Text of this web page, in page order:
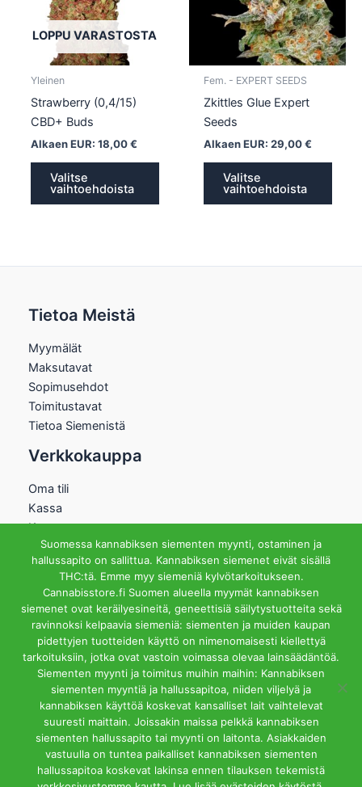
LOPPU VARASTOSTA
Yleinen
Strawberry (0,4/15)
CBD+ Buds
Alkaen EUR: 18,00€
Valitse
vaihtoehdoista
Fem. - EXPERT SEEDS
Zkittles Glue Expert
Seeds
Alkaen EUR: 29,00€
Valitse
vaihtoehdoista
Voit
tehdä
Tietoa Meistä
Myymälät
Maksutavat
Sopimusehdot
Toimitustavat
Tietoa Siemenistä
Verkkokauppa
Oma tili
Kassa
Kauppa
Ostoskori
Helsingin Myymälä
Aukioloajat
Ma-Pe 12-18 La 12-15
Riihipellonkuja 3, 00390
Helsinki
info@cannabisstore.fi
Cannabisstore.fi | Kannabiksen Siemeniä Verkkokaupasta ja
Suomessa kannabiksen siementen myynti, ostaminen ja
hallussapito on sallittua. Kannabiksen siemenet eivät sisällä
THC:tä. Emme myy siemeniä kylvötarkoitukseen.
Cannabisstore.fi Suomen alueella myymät kannabiksen
siemenet ovat keräilyesineitä, geneettisiä säilytystuotteita sekä
ravinnoksi kelpaavia siemeniä: siementen ja muiden kaupan
pidettyjen tuotteiden käyttö on nimenomaisesti kiellettyä
tarkoituksiin, jotka ovat vastoin voimassa olevaa lainsäädäntöä.
Siementen myynti ja toimitus muihin maihin: Kannabiksen
siementen myyntiä ja hallussapitoa, niiden viljelyä ja
kannabiksen käyttöä koskevat kansalliset lait vaihtelevat
suuresti maittain. Joissakin maissa pelkkä kannabiksen
siementen hallussapito tai myynti on laitonta. Asiakkaiden
vastuulla on tuntea paikalliset kannabiksen siementen
hallussapitoa koskevat lakinsa ennen tilauksen tekemistä